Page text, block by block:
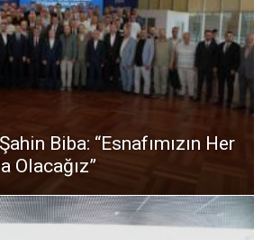
Biba: “Esnafımızın Her
Olacağız”